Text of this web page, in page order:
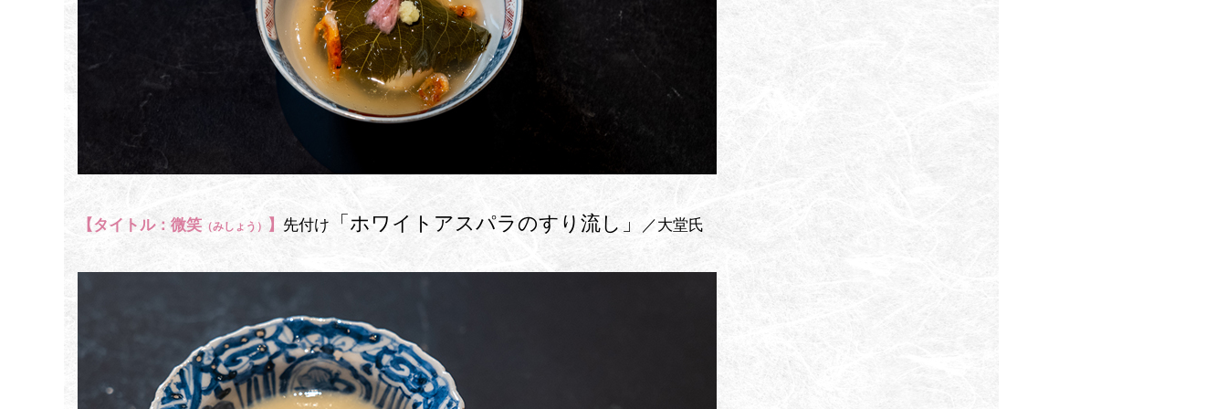
【タイトル：微笑（みしょう） 】 先付け 「ホワイトアスパラのすり流し」 ／大堂氏